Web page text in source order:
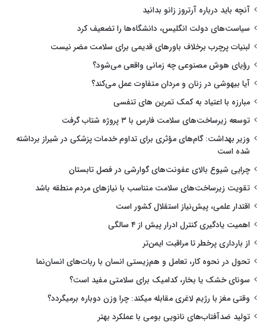
آنچه باید درباره آرتروز زانو بدانید
سیاست‌های دولت انگلیس، دانشگاه‌ها را تضعیف کرد
لبنیات پرچرب برخلاف باورهای قدیمی برای سلامت مضر نیست
رؤیای هوش مصنوعی چه زمانی واقعی می‌شود؟
آیا بیهوشی در زنان و مردان متفاوت عمل می‌کند؟
مبارزه با اعتیاد به کمک تمرین های تنفسی
توسعه زیرساخت‌های سلامت فارس با ۳ پروژه شتاب گرفت
وزیر بهداشت: گام‌های مؤثری برای تداوم خدمات پزشکی در شیراز برداشته
شده است
چرایی شیوع بالای عفونت‌های گوارشی در فصل تابستان
تقویت زیرساخت‌های سلامت متناسب با نیازهای مردم منطقه باشد
اقتدار علمی، پیش‌نیاز استقلال کشور است
اهمیت یادگیری کنترل ادرار پیش از ۴ سالگی
از بارداری پرخطر تا مراقبت ایمن‌تر
تحول در نحوه کار، تعامل و هم‌زیستی انسان با ربات‌های انسان‌نما
سونای خشک یا بخار، کدامیک برای سلامتی مفید است؟
وقتی مغز با رژیم لاغری مقابله میکند: چرا وزن دوباره برمیگردد؟
تولید ضدآفتاب‌های نانویی بومی با عملکرد بهتر